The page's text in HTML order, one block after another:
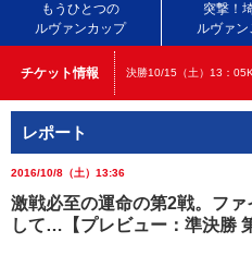
もうひとつの
ルヴァンカップ
突撃！
ルヴァン
チケット情報 決勝10/15（土）13：
レポート
2016/10/8（土）13:36
激戦必至の運命の第2戦。フ
して…【プレビュー：準決勝